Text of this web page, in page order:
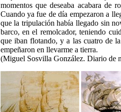
momentos que deseaba acabara
Cuando ya fue de día empezaron a
que la tripulación había llegado sin
barco, en el remolcador, teniendo
que iban flotando, y a las cuatro de
empeñaron en llevarme a tierra.
(Miguel Sosvilla González. Diario de